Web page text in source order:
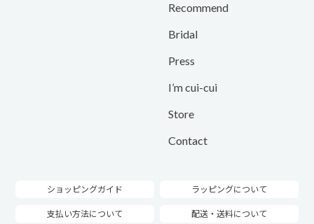
Recommend
Bridal
Press
I’m cui-cui
Store
Contact
ショッピングガイド ラッピングについて
支払い方法について 配送・送料について